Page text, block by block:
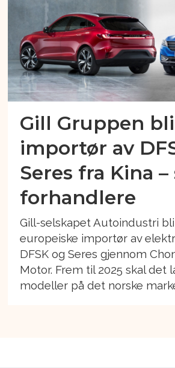
Gill Gruppen
importør av
Seres fra Kina
forhandlere
Gill-selskapet Autoindustri
europeiske importør av
DFSK og Seres gjennom
Motor. Frem til 2025 skal det
modeller på det norske